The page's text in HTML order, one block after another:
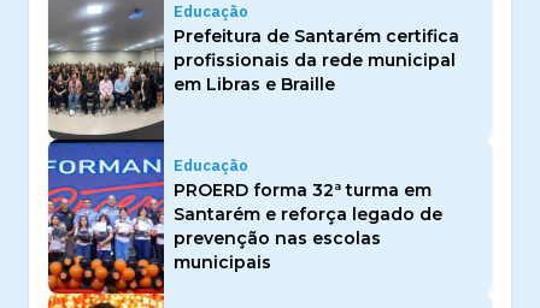
Educação
Prefeitura de Santarém certifica
profissionais da rede municipal
em Libras e Braille
Educação
PROERD forma 32ª turma em
Santarém e reforça legado de
prevenção nas escolas
municipais